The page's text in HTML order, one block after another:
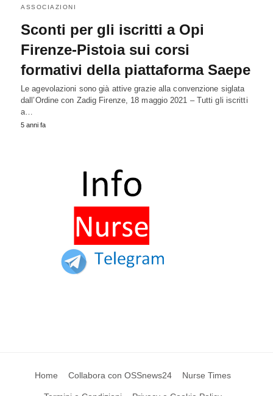
ASSOCIAZIONI
Sconti per gli iscritti a Opi
Firenze-Pistoia sui corsi
formativi della piattaforma Saepe
Le agevolazioni sono già attive grazie alla convenzione siglata
dall’Ordine con Zadig Firenze, 18 maggio 2021 – Tutti gli iscritti
a…
5 anni fa
Home Collabora con OSSnews24 Nurse Times